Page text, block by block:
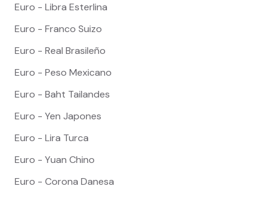
Euro - Libra Esterlina
Euro - Franco Suizo
Euro - Real Brasileño
Euro - Peso Mexicano
Euro - Baht Tailandes
Euro - Yen Japones
Euro - Lira Turca
Euro - Yuan Chino
Euro - Corona Danesa